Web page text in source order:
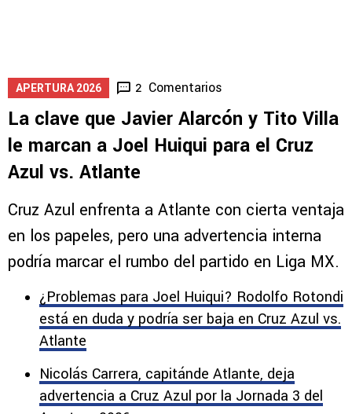
APERTURA 2026 2 Comentarios
La clave que Javier Alarcón y Tito Villa
le marcan a Joel Huiqui para el Cruz
Azul vs. Atlante
Cruz Azul enfrenta a Atlante con cierta ventaja
en los papeles, pero una advertencia interna
podría marcar el rumbo del partido en Liga MX.
¿Problemas para Joel Huiqui? Rodolfo Rotondi
está en duda y podría ser baja en Cruz Azul vs.
Atlante
Nicolás Carrera, capitánde Atlante, deja
advertencia a Cruz Azul por la Jornada 3 del